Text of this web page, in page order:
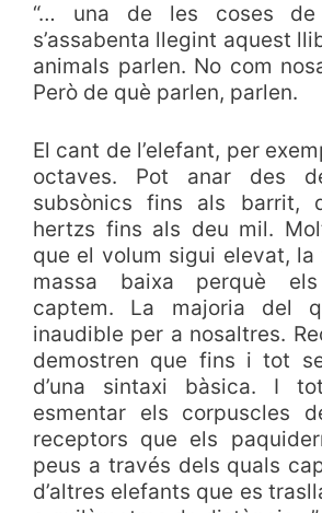
“… una de les coses
s’assabenta llegint aquest
animals parlen. No com
Però de què parlen, parlen.
El cant de l’elefant, per
octaves. Pot anar des
subsònics fins als barrit,
hertzs ​​fins als deu mil.
que el volum sigui elevat, la
massa baixa perquè
captem. La majoria del
inaudible per a nosaltres.
demostren que fins i tot
d’una sintaxi bàsica. I
esmentar els corpuscles
receptors que els
peus a través dels quals
d’altres elefants que es